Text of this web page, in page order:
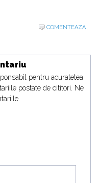
COMENTEAZA
pentru acuratetea
postate de cititori. Ne